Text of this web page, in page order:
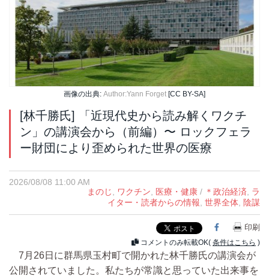
画像の出典: Author:Yann Forget [CC BY-SA]
[林千勝氏] 「近現代史から読み解くワクチ
ン」の講演会から（前編）〜 ロックフェラ
ー財団により歪められた世界の医療
2026/08/08 11:00 AM
まのじ
ワクチン 医療・健康 / ＊政治経済
ラ
イター・読者からの情報 世界全体 陰謀
Facebook
印刷
コメントのみ転載OK( 条件はこちら )
7月26日に群馬県玉村町で開かれた林千勝氏の講演会が
公開されていました。私たちが常識と思っていた出来事を